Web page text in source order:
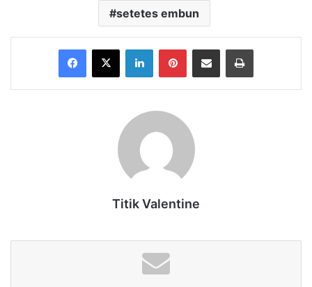
setetes embun
Facebook
X LinkedInPinterestShare via Email Print
Titik Valentine